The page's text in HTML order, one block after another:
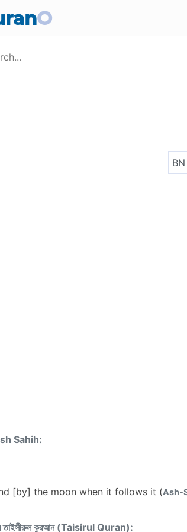
O
Sahih:
[by] the moon when it follows it (Ash-
তাইসীরুল কুরআন (Taisirul Quran):